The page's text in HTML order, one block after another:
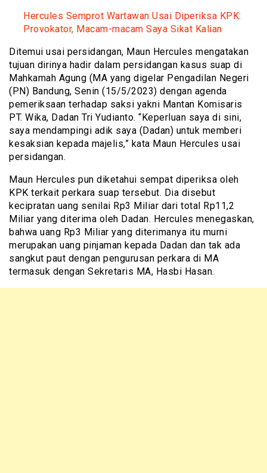
Hercules Semprot Wartawan Usai Diperiksa KPK:
Provokator, Macam-macam Saya Sikat Kalian
Ditemui usai persidangan, Maun Hercules mengatakan
tujuan dirinya hadir dalam persidangan kasus suap di
Mahkamah Agung (MA yang digelar Pengadilan Negeri
(PN) Bandung, Senin (15/5/2023) dengan agenda
pemeriksaan terhadap saksi yakni Mantan Komisaris
PT. Wika, Dadan Tri Yudianto. “Keperluan saya di sini,
saya mendampingi adik saya (Dadan) untuk memberi
kesaksian kepada majelis,” kata Maun Hercules usai
persidangan.
Maun Hercules pun diketahui sempat diperiksa oleh
KPK terkait perkara suap tersebut. Dia disebut
kecipratan uang senilai Rp3 Miliar dari total Rp11,2
Miliar yang diterima oleh Dadan. Hercules menegaskan,
bahwa uang Rp3 Miliar yang diterimanya itu murni
merupakan uang pinjaman kepada Dadan dan tak ada
sangkut paut dengan pengurusan perkara di MA
termasuk dengan Sekretaris MA, Hasbi Hasan.